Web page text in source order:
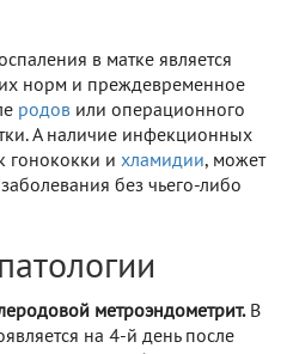
в матке является
норм и преждевременное
родов или операционного
А наличие инфекционных
гонококки и хламидии, может
без чьего-либо
метроэндометрит.В
на 4-й день после